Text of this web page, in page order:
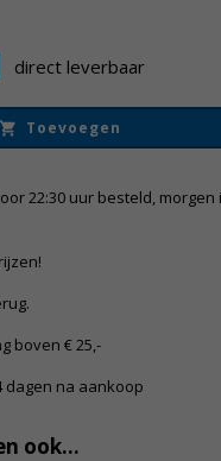
direct leverbaar
Toevoegen
22:30 uur besteld, morgen
boven € 25,-
dagen na aankoop
ook...